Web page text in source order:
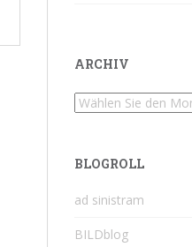
ARCHIV
Archiv
BLOGROLL
ad sinistram
BILDblog